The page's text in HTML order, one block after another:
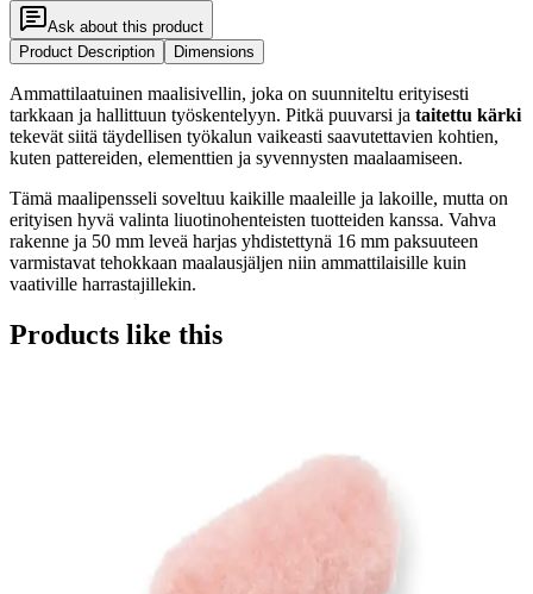
Ask about this product
Product Description
Dimensions
Ammattilaatuinen maalisivellin, joka on suunniteltu erityisesti
tarkkaan ja hallittuun työskentelyyn. Pitkä puuvarsi ja taitettu kärki
tekevät siitä täydellisen työkalun vaikeasti saavutettavien kohtien,
kuten pattereiden, elementtien ja syvennysten maalaamiseen.
Tämä maalipensseli soveltuu kaikille maaleille ja lakoille, mutta on
erityisen hyvä valinta liuotinohenteisten tuotteiden kanssa. Vahva
rakenne ja 50 mm leveä harjas yhdistettynä 16 mm paksuuteen
varmistavat tehokkaan maalausjäljen niin ammattilaisille kuin
vaativille harrastajillekin.
Products like this